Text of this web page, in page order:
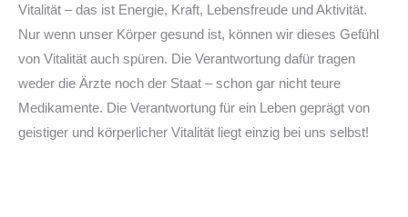
Vitalität – das ist Energie, Kraft, Lebensfreude und Aktivität.
Nur wenn unser Körper gesund ist, können wir dieses Gefühl
von Vitalität auch spüren. Die Verantwortung dafür tragen
weder die Ärzte noch der Staat – schon gar nicht teure
Medikamente. Die Verantwortung für ein Leben geprägt von
geistiger und körperlicher Vitalität liegt einzig bei uns selbst!